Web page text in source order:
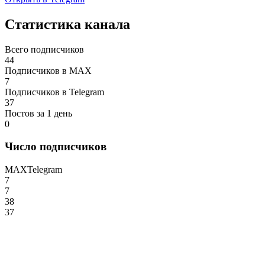
Статистика канала
Всего подписчиков
44
Подписчиков в MAX
7
Подписчиков в Telegram
37
Постов за 1 день
0
Число подписчиков
MAXTelegram
7
7
38
37